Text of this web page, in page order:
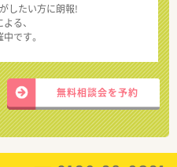
したい方に朗報!
る、
です。
無料相談会を予約